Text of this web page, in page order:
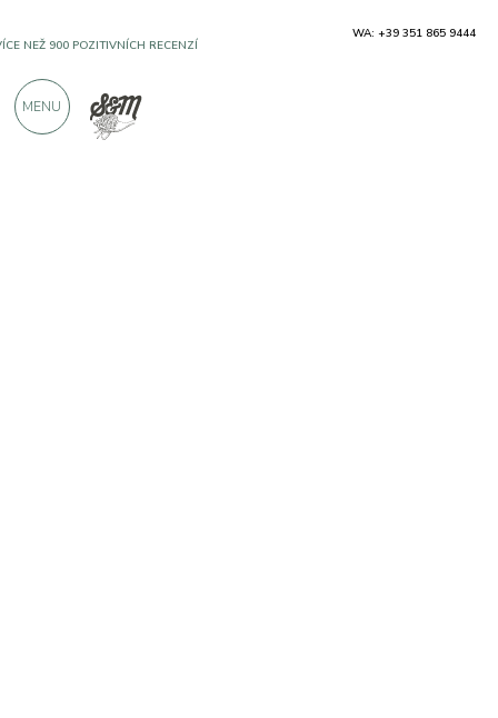
NEŽ 900 POZITIVNÍCH RECENZÍ WA: +39 351 865 9444
MENU